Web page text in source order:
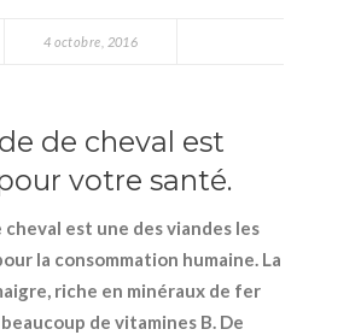
4 octobre, 2016
de cheval est
votre santé.
cheval est une des viandes les
la consommation humaine. La
riche en minéraux de fer
de vitamines B. De